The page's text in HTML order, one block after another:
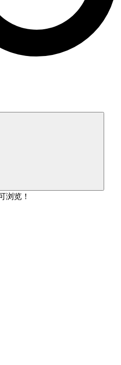
浏览！